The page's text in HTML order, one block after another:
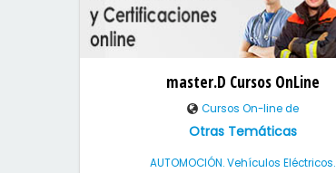
master.D Cursos OnLine
Cursos On-line de
Otras Temáticas
AUTOMOCIÓN. Vehículos Eléctricos.